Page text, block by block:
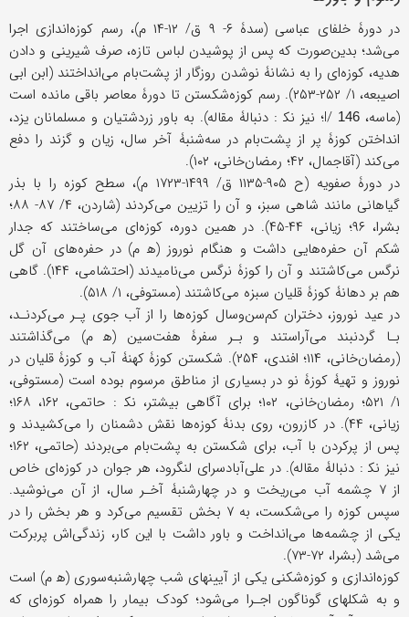
در دورۀ خلفای عباسی (سدۀ ۶- ۹ ق/ ۱۲-۱۴ م)، رسم کوزه‌اندازی اجرا
می‌شد؛ بدین‌صورت که پس از پوشیدن لباس تازه، صرف شیرینی و دادن
هدیه، کوزه‌ای را به نشانۀ نوشدن روزگار از پشت‌بام می‌انداختند (ابن ابی
اصیبعه، ۱/ ۲۵۲-۲۵۳). رسم کوزه‌شکستن تا دورۀ معاصر باقی مانده است
(ماسه، I/ 146
؛ نیز نک‍ : دنبالۀ مقاله). به باور زردشتیان و مسلمانان یزد،
انداختن کوزۀ پر از پشت‌بام در سه‌شنبۀ آخر سال، زیان و گزند را دفع
می‌کند (آقاجمال، ۴۲؛ رمضان‌خانی، ۱۰۲).
در دورۀ صفویه (ح ۹۰۵-۱۱۳۵ ق/ ۱۴۹۹-۱۷۲۳ م)، سطح کوزه را با بذر
گیاهانی مانند شاهی سبز، و آن را تزیین می‌کردند (شاردن، ۴/ ۸۷- ۸۸؛
بشرا، ۹۶؛ زیانی، ۴۴-۴۵). در همین دوره، کوزه‌ای می‌ساختند که جدار
شکم آن حفره‌هایی داشت و هنگام نوروز (ه‍ م) در حفره‌های آن گل
نرگس می‌کاشتند و آن را کوزۀ نرگس می‌نامیدند (احتشامی، ۱۴۴). گاهی
هم بر دهانۀ کوزۀ قلیان سبزه می‌کاشتند (مستوفی، ۱/ ۵۱۸).
در عید نوروز، دختران کم‌سن‌وسال کوزه‌ها را از آب جوی پـر می‌کردنـد،
بـا گردنبند می‌آراستند و بـر سفرۀ هفت‌سین (ه‍ م) می‌گذاشتند
(رمضان‌خانی، ۱۱۴؛ افندی، ۲۵۴). شکستن کوزۀ کهنۀ آب و کوزۀ قلیان در
نوروز و تهیۀ کوزۀ نو در بسیاری از مناطق مرسوم بوده است (مستوفی،
۱/ ۵۲۱؛ رمضان‌خانی، ۱۰۲؛ برای آگاهی بیشتر، نک‍ : حاتمی، ۱۶۲، ۱۶۸؛
زیانی، ۴۴). در کازرون، روی بدنۀ کوزه‌ها نقش دشمنان را می‌کشیدند و
پس از پرکردن با آب، برای شکستن به پشت‌بام می‌بردند (حاتمی، ۱۶۲؛
نیز نک‍ : دنبالۀ مقاله). در علی‌آبادسرای لنگرود، هر جوان در کوزه‌ای خاص
از ۷ چشمه آب می‌ریخت و در چهارشنبۀ آخـر سال، از آن می‌نوشید.
سپس کوزه را می‌شکست، به ۷ بخش تقسیم می‌کرد و هر بخش را در
یکی از چشمه‌ها می‌انداخت و باور داشت با این کار، زندگی‌اش پربرکت
می‌شد (بشرا، ۷۲-۷۳).
کوزه‌اندازی و کوزه‌شکنی یکی از آیینهای شب چهارشنبه‌سوری (ه‍ م) است
و به شکلهای گوناگون اجـرا می‌شود؛ کودک بیمار را همراه کوزه‌ای که